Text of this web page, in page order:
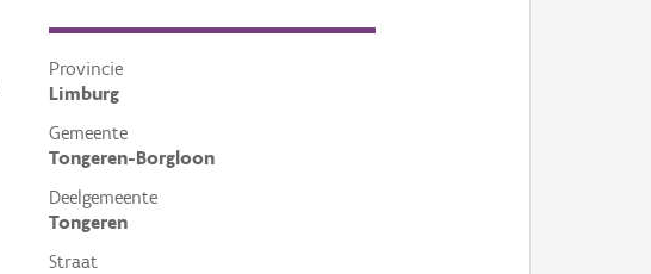
Provincie
Limburg
Gemeente
Tongeren-Borgloon
Deelgemeente
Tongeren
Straat